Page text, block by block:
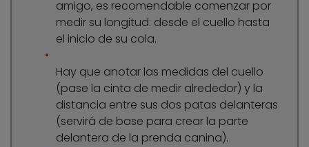
amigo, es recomendable comenzar por
medir su longitud: desde el cuello hasta
el inicio de su cola.
Hay que anotar las medidas del cuello
(pase la cinta de medir alrededor) y la
distancia entre sus dos patas delanteras
(servirá de base para crear la parte
delantera de la prenda canina).